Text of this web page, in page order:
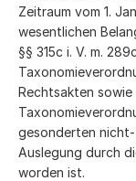
Zeitraum vom 1.
wesentlichen
§§ 315c i. V. m.
Rechtsakten
gesonderten
Auslegung durch
worden ist.